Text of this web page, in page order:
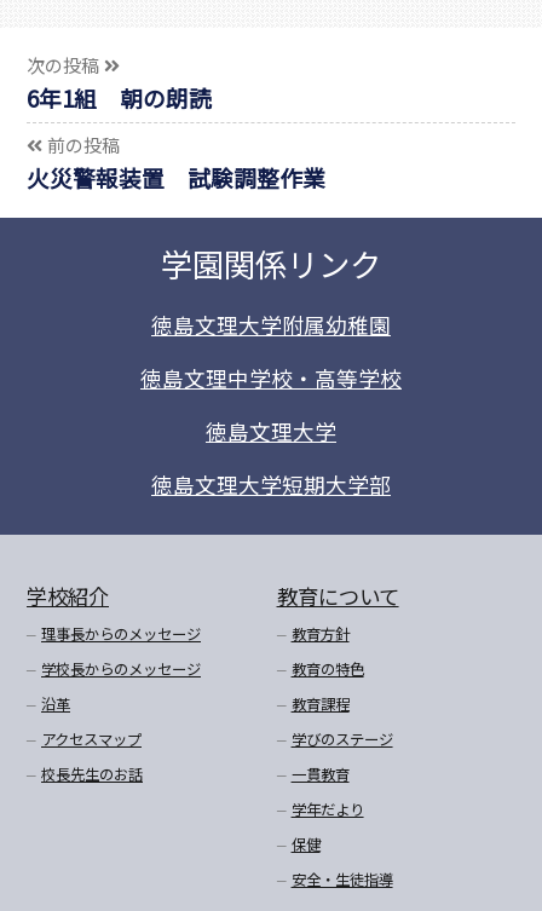
次の投稿
6年1組 朝の朗読
前の投稿
火災警報装置 試験調整作業
学園関係リンク
徳島文理大学附属幼稚園
徳島文理中学校・高等学校
徳島文理大学
徳島文理大学短期大学部
学校紹介
理事長からのメッセージ
学校長からのメッセージ
沿革
アクセスマップ
校長先生のお話
教育について
教育方針
教育の特色
教育課程
学びのステージ
一貫教育
学年だより
保健
安全・生徒指導